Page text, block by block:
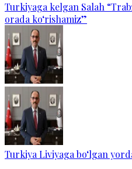
Turkiyaga kelgan Salah
orada ko‘rishamiz”
Turkiya Liviyaga bo‘lgan